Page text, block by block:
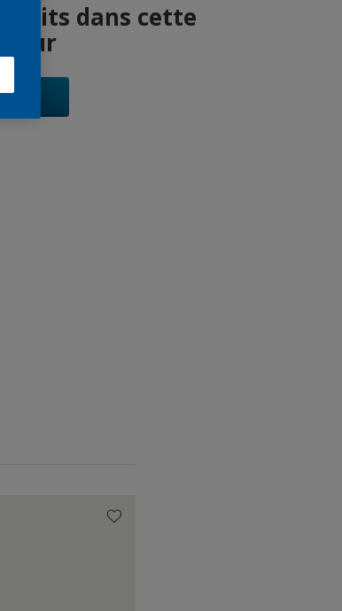
dans cette
y